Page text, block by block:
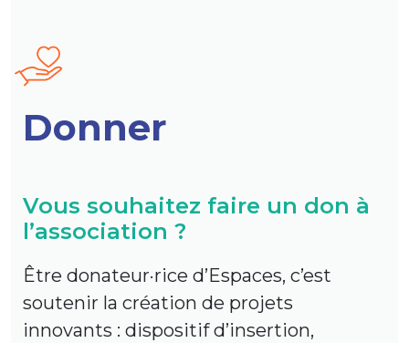
Donner
Vous souhaitez faire un don à
l’association ?
Être donateur·rice d’Espaces, c’est
soutenir la création de projets
innovants : dispositif d’insertion,